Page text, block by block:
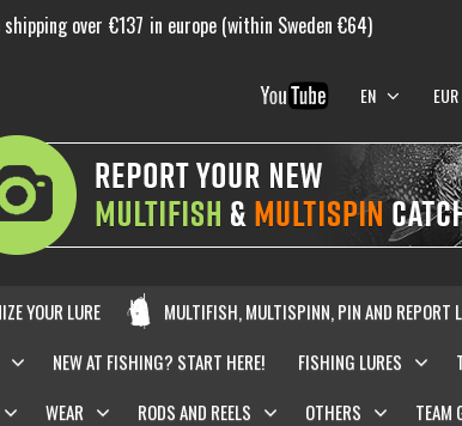
shipping over €137 in europe (within Sweden €64)
EN EUR
YOUR LURE MULTIFISH, MULTISPINN, PIN AND REPORT
NEW AT FISHING? START HERE! FISHING LURES
WEAR RODS AND REELS OTHERS TEAM